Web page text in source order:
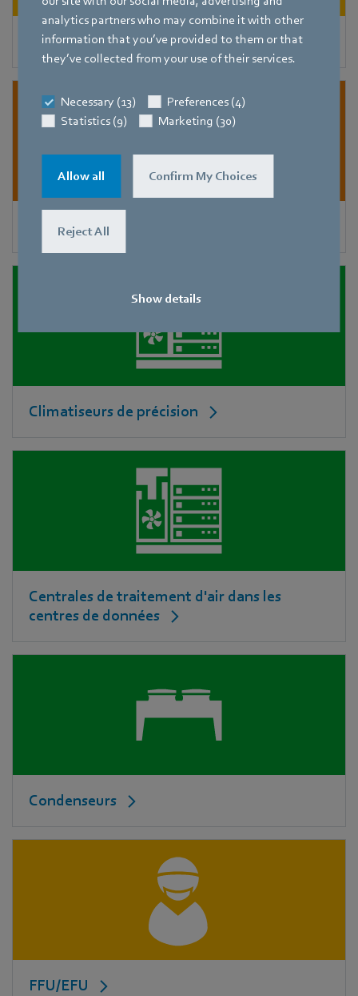
analytics partners who may combine it with other
information that you’ve provided to them or that
they’ve collected from your use of their services.
Necessary (13)
Preferences (4)
Statistics (9)
Marketing (30)
Allow all Confirm My Choices
Reject All
Show details
Ventilateurs de toitures
Échangeurs de chaleur et condenseurs
Climatiseurs de précision
Centrales de traitement d'air dans les
centres de données
Condenseurs
FFU/EFU